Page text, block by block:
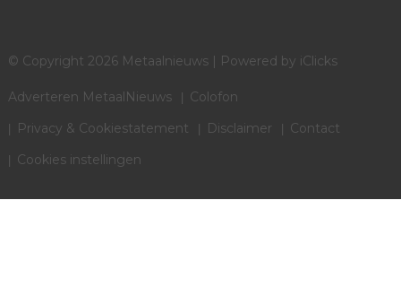
© Copyright 2026 Metaalnieuws | Powered by iClicks
Adverteren MetaalNieuws
Colofon
Privacy & Cookiestatement
Disclaimer
Contact
Cookies instellingen